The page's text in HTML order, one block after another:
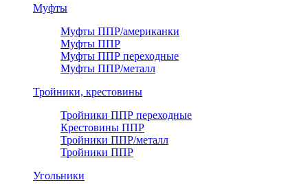
Муфты
Муфты ППР/американки
Муфты ППР
Муфты ППР переходные
Муфты ППР/металл
Тройники, крестовины
Тройники ППР переходные
Крестовины ППР
Тройники ППР/металл
Тройники ППР
Угольники